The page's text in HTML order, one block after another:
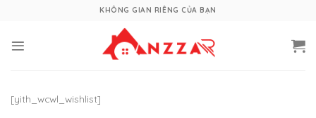
KHÔNG GIAN RIÊNG CỦA BẠN
[yith_wcwl_wishlist]